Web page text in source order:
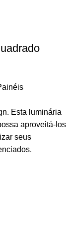
Esta luminária
aproveitá-los
seus